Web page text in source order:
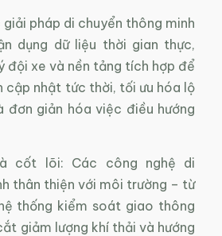
pháp di chuyển thông minh
dụng dữ liệu thời gian thực,
đội xe và nền tảng tích hợp để
cập nhật tức thời, tối ưu hóa lộ
đơn giản hóa việc điều hướng
cốt lõi: Các công nghệ di
thân thiện với môi trường – từ
thống kiểm soát giao thông
giảm lượng khí thải và hướng